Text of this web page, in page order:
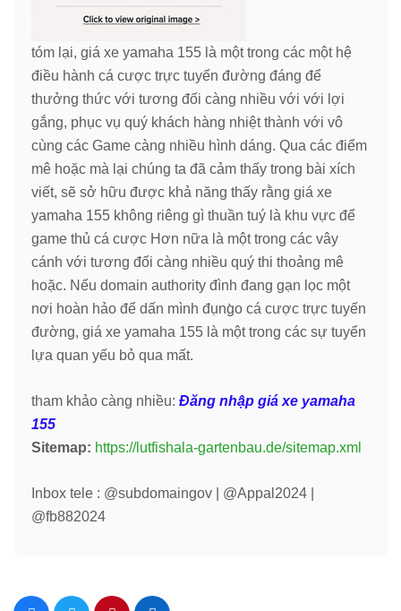
tóm lại, giá xe yamaha 155 là một trong các một hệ
điều hành cá cược trực tuyến đường đáng để
thưởng thức với tương đối càng nhiều với với lợi
gắng, phục vụ quý khách hàng nhiệt thành với vô
cùng các Game càng nhiều hình dáng. Qua các điểm
mê hoặc mà lại chúng ta đã cảm thấy trong bài xích
viết, sẽ sở hữu được khả năng thấy rằng giá xe
yamaha 155 không riêng gì thuần tuý là khu vực để
game thủ cá cược Hơn nữa là một trong các vây
cánh với tương đối càng nhiều quý thi thoảng mê
hoặc. Nếu domain authority đình đang gạn lọc một
nơi hoàn hảo để dấn mình đụng̀o cá cược trực tuyến
đường, giá xe yamaha 155 là một trong các sự tuyển
lựa quan yếu bỏ qua mất.
tham khảo càng nhiều: Đăng nhập giá xe yamaha
155
Sitemap: https://lutfishala-gartenbau.de/sitemap.xml
Inbox tele : @subdomaingov | @Appal2024 |
@fb882024